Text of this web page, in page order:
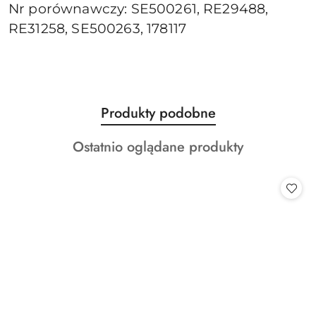
Nr porównawczy: SE500261, RE29488,
RE31258, SE500263, 178117
Pomiń karuzelę produktów
Produkty
o
statusie:
Produkty podobne
Produkty
Ostatnio oglądane produkty